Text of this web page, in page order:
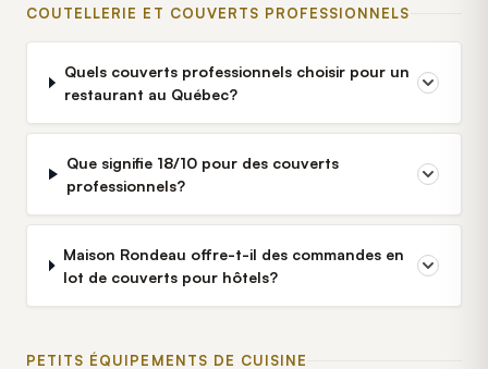
COUTELLERIE ET COUVERTS PROFESSIONNELS
Quels couverts professionnels choisir pour un
restaurant au Québec?
Que signifie 18/10 pour des couverts
professionnels?
Maison Rondeau offre-t-il des commandes en
lot de couverts pour hôtels?
PETITS ÉQUIPEMENTS DE CUISINE